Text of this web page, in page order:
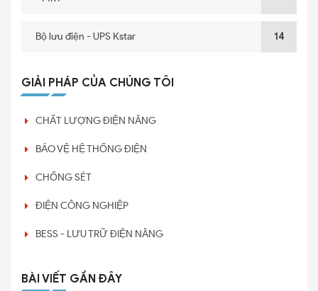
Bộ lưu điện - UPS Kstar 14
GIẢI PHÁP CỦA CHÚNG TÔI
CHẤT LƯỢNG ĐIỆN NĂNG
BẢO VỆ HỆ THỐNG ĐIỆN
CHỐNG SÉT
ĐIỆN CÔNG NGHIỆP
BESS - LƯU TRỮ ĐIỆN NĂNG
BÀI VIẾT GẦN ĐÂY